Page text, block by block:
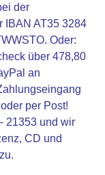
der
IBAN AT35 3284
Oder:
über 478,80
an
per Post!
21353 und wir
CD und